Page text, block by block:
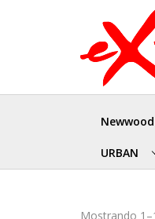
Newwood
URBAN
Mostrando